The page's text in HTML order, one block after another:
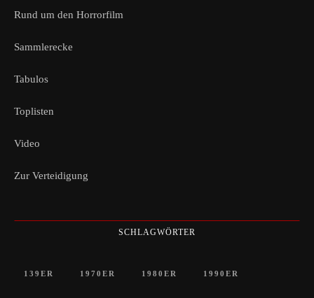
Rund um den Horrorfilm
Sammlerecke
Tabulos
Toplisten
Video
Zur Verteidigung
SCHLAGWÖRTER
139ER 1970ER 1980ER 1990ER